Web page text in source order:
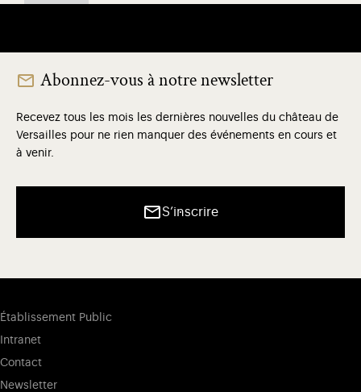
Abonnez-vous à notre newsletter
Recevez tous les mois les dernières nouvelles du château de
Versailles pour ne rien manquer des événements en cours et
à venir.
S’inscrire
Établissement Public
Intranet
Contact
Newsletter